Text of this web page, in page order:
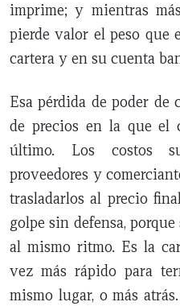
imprime; y mientras
pierde valor el peso que
cartera y en su cuenta
Esa pérdida de poder de
de precios en la que el
último. Los costos
proveedores y
trasladarlos al precio
golpe sin defensa,
al mismo ritmo. Es la
vez más rápido para
mismo lugar, o más